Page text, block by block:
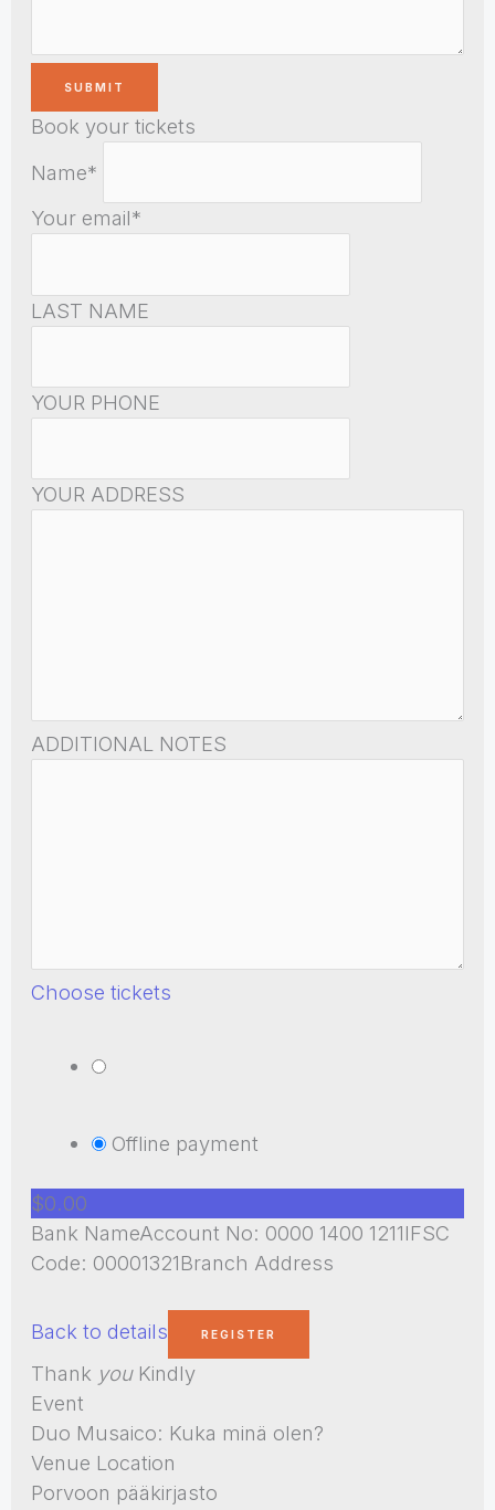
Book your tickets
Name*
Your email*
LAST NAME
YOUR PHONE
YOUR ADDRESS
ADDITIONAL NOTES
Choose tickets
Offline payment
$0.00
Bank NameAccount No: 0000 1400 1211IFSC
Code: 00001321Branch Address
Back to details
Thank youKindly
Event
Duo Musaico: Kuka minä olen?
Venue Location
Porvoon pääkirjasto